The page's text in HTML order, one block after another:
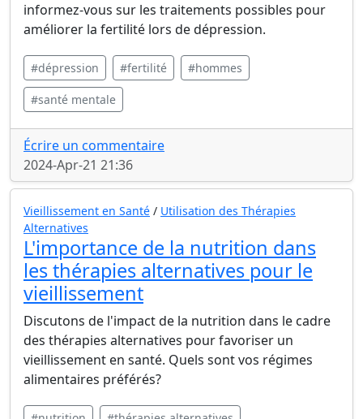
informez-vous sur les traitements possibles pour
améliorer la fertilité lors de dépression.
#dépression #fertilité #hommes
#santé mentale
Écrire un commentaire
2024-Apr-21 21:36
Vieillissement en Santé / Utilisation des Thérapies
Alternatives
L'importance de la nutrition dans
les thérapies alternatives pour le
vieillissement
Discutons de l'impact de la nutrition dans le cadre
des thérapies alternatives pour favoriser un
vieillissement en santé. Quels sont vos régimes
alimentaires préférés?